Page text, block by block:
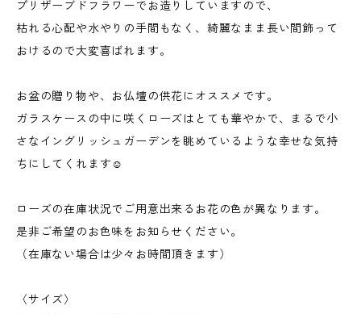
プリザーブドフラワーでお造りしていますので、
枯れる心配や水やりの手間もなく、綺麗なまま長い間飾って
おけるので大変喜ばれます。
お盆の贈り物や、お仏壇の供花にオススメです。
ガラスケースの中に咲くローズはとても華やかで、まるで小
さなイングリッシュガーデンを眺めているような幸せな気持
ちにしてくれます☺︎
ローズの在庫状況でご用意出来るお花の色が異なります。
是非ご希望のお色味をお知らせください。
（在庫ない場合は少々お時間頂きます）
〈サイズ〉